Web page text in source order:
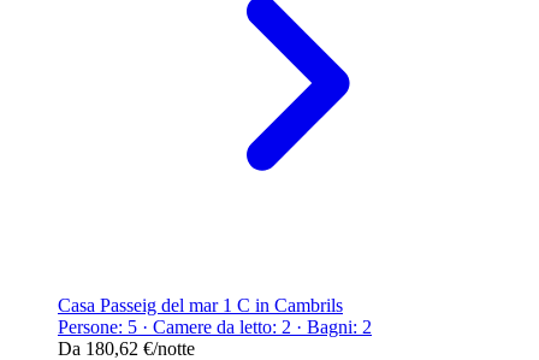
Casa Passeig del mar 1 C in Cambrils
Persone: 5 · Camere da letto: 2 · Bagni: 2
Da 180,62 €/notte